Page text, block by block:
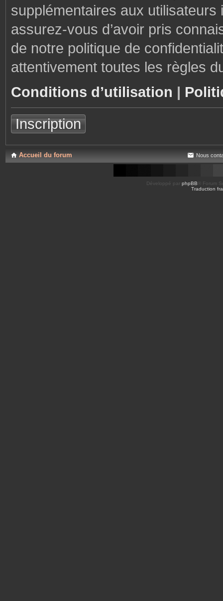
supplémentaires aux
assurez-vous d’avoir pris
de notre politique de
attentivement toutes les règles
Conditions d’utilisation |
Inscription
Accueil du forum Nous
Développé par phpBB ® Forum
Traduction